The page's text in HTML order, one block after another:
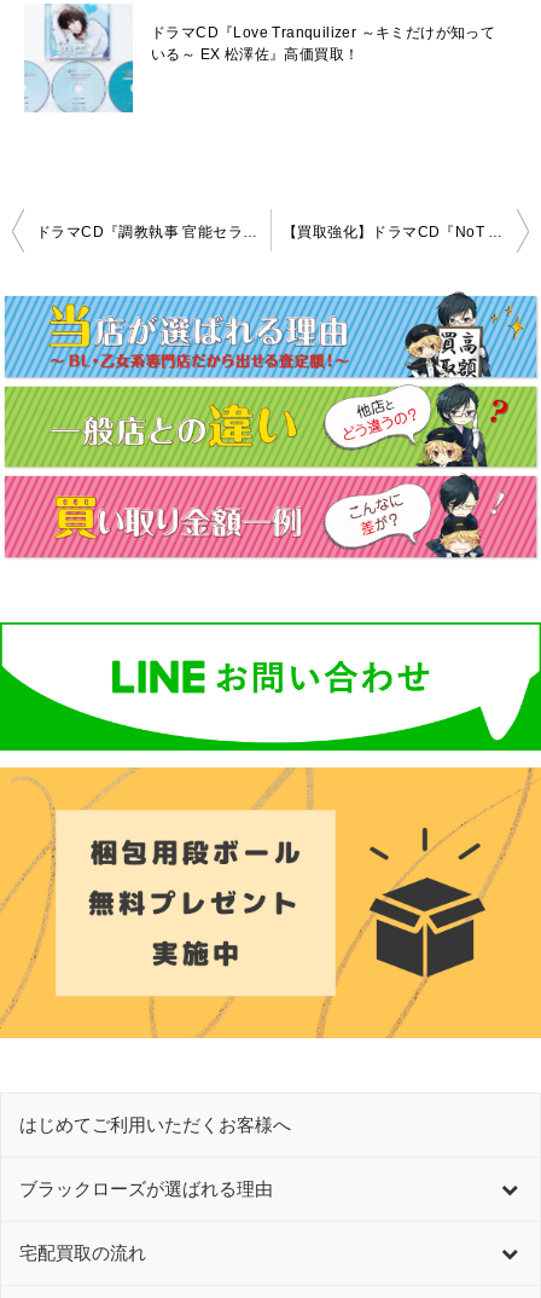
ドラマCD『Love Tranquilizer ～キミだけが知って
いる～ EX 松澤佐』高価買取！
投
ナ
ビ
ゲ
ー
シ
ョ
ン
ドラマCD『調教執事 官能セラピーキャスト Vol.2 甲斐千晴』高価買取！ 【買取強化】ドラマCD『NoT Regret』
はじめてご利用いただくお客様へ
ブラックローズが選ばれる理由
宅配買取の流れ